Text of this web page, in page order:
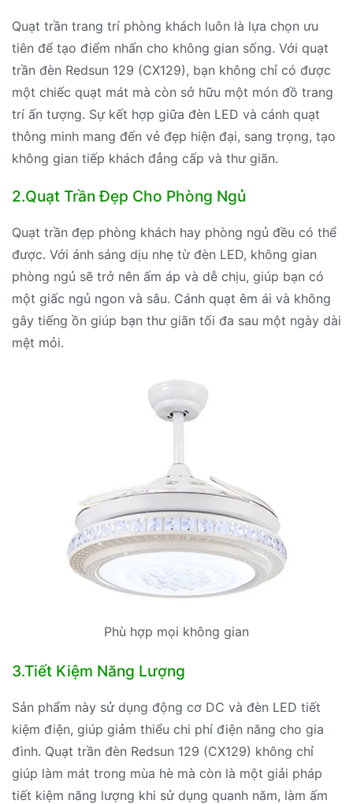
Quạt trần trang trí phòng khách luôn là lựa chọn ưu
tiên để tạo điểm nhấn cho không gian sống. Với quạt
trần đèn Redsun 129 (CX129), bạn không chỉ có được
một chiếc quạt mát mà còn sở hữu một món đồ trang
trí ấn tượng. Sự kết hợp giữa đèn LED và cánh quạt
thông minh mang đến vẻ đẹp hiện đại, sang trọng, tạo
không gian tiếp khách đẳng cấp và thư giãn.
2.Quạt Trần Đẹp Cho Phòng Ngủ
Quạt trần đẹp phòng khách hay phòng ngủ đều có thể
được. Với ánh sáng dịu nhẹ từ đèn LED, không gian
phòng ngủ sẽ trở nên ấm áp và dễ chịu, giúp bạn có
một giấc ngủ ngon và sâu. Cánh quạt êm ái và không
gây tiếng ồn giúp bạn thư giãn tối đa sau một ngày dài
mệt mỏi.
Phù hợp mọi không gian
3.Tiết Kiệm Năng Lượng
Sản phẩm này sử dụng động cơ DC và đèn LED tiết
kiệm điện, giúp giảm thiểu chi phí điện năng cho gia
đình. Quạt trần đèn Redsun 129 (CX129) không chỉ
giúp làm mát trong mùa hè mà còn là một giải pháp
tiết kiệm năng lượng khi sử dụng quanh năm, làm ấm